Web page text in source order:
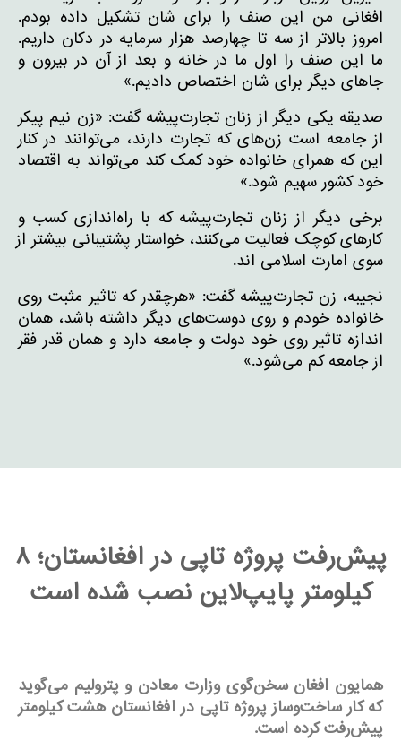
افغانی من این صنف را برای شان تشکیل داده بودم.
امروز بالاتر از سه تا چهارصد هزار سرمایه در دکان داریم.
ما این صنف را اول ما در خانه و بعد از آن در بیرون و
جاهای دیگر برای شان اختصاص دادیم.»
صدیقه یکی دیگر از زنان تجارت‌پیشه گفت: «زن نیم پیکر
از جامعه است زن‌های که تجارت دارند، می‌توانند در کنار
این که همرای خانواده خود کمک کند می‌تواند به اقتصاد
خود کشور سهیم شود.»
برخی دیگر از زنان تجارت‌پیشه که با راه‌اندازی کسب و
کارهای کوچک فعالیت می‌کنند، خواستار پشتیبانی بیشتر از
سوی امارت اسلامی اند.
نجیبه، زن تجارت‌پیشه گفت: «هرچقدر که تاثیر مثبت روی
خانواده خودم و روی دوست‌های دیگر داشته باشد، همان
اندازه تاثیر روی خود دولت و جامعه دارد و همان قدر فقر
از جامعه کم می‌شود.»
پیش‌رفت پروژه تاپی در افغانستان؛ ۸
کیلومتر پایپ‌لاین نصب شده است
همایون افغان سخن‌گوی وزارت معادن و پترولیم می‌گوید
که کار ساخت‌وساز پروژه تاپی در افغانستان هشت کیلومتر
پیش‌رفت کرده است.